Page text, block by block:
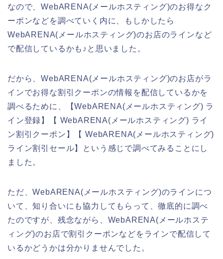
なので、WebARENA(メールホスティング)のお得なク
ーポンなどを調べていく内に、もしかしたら
WebARENA(メールホスティング)のお店のラインなど
で配信しているかも♪と思いました。
だから、WebARENA(メールホスティング)のお店がラ
インでお得な割引クーポンの情報を配信しているかを
調べるために、【WebARENA(メールホスティング) ラ
イン登録】【 WebARENA(メールホスティング) ライ
ン割引クーポン】【 WebARENA(メールホスティング)
ライン割引セール】という感じで調べてみることにし
ました。
ただ、WebARENA(メールホスティング)のラインにつ
いて、知り合いにも協力してもらって、徹底的に調べ
たのですが、残念ながら、WebARENA(メールホステ
ィング)のお店で割引クーポンなどをラインで配信して
いるかどうかは分かりませんでした。